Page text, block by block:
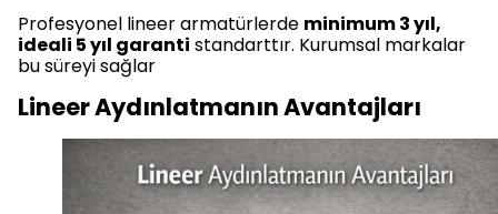
Profesyonel lineer armatürlerde minimum 3 yıl,
ideali 5 yıl garanti standarttır. Kurumsal markalar
bu süreyi sağlar
Lineer Aydınlatmanın Avantajları